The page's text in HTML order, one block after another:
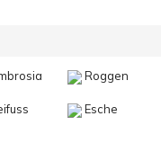
Roggen
Esche